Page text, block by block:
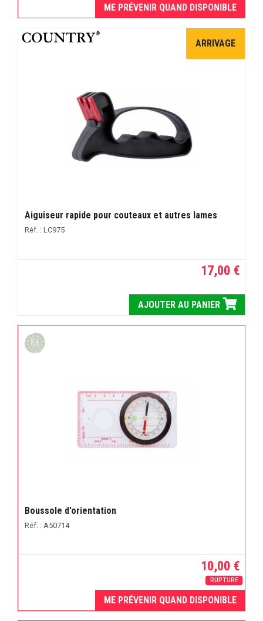
ME PRÉVENIR QUAND DISPONIBLE
ARRIVAGE
Aiguiseur rapide pour couteaux et autres lames
Réf. : LC975
17,00 €
AJOUTER AU PANIER
Boussole d'orientation
Réf. : A50714
10,00 €
RUPTURE
ME PRÉVENIR QUAND DISPONIBLE